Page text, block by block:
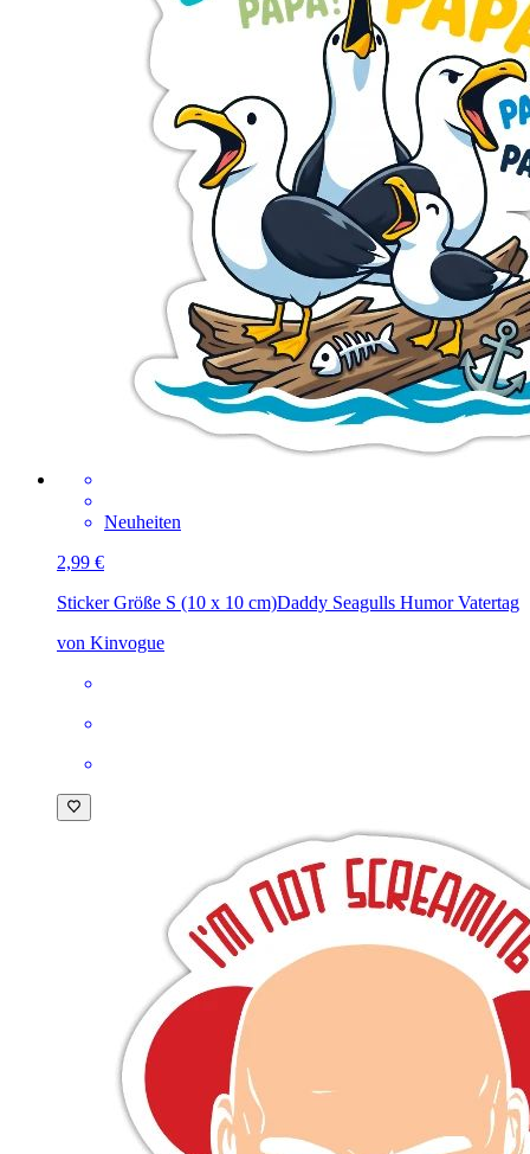
Neuheiten
2,99 €
Sticker Größe S (10 x 10 cm)Daddy Seagulls Humor Vatertag
von Kinvogue